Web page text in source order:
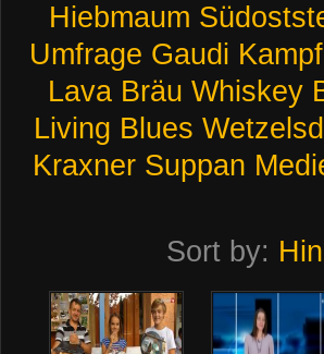
Hiebmaum
Umfrage Gaudi Kampf
Lava Bräu Whiskey
Living Blues
Kraxner Suppan
Sort by: